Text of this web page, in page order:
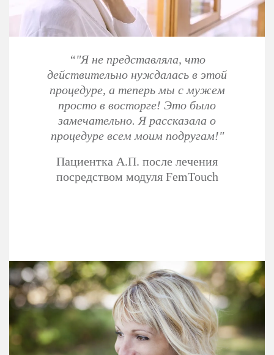
“"Я не представляла, что
действительно нуждалась в этой
процедуре, а теперь мы с мужем
просто в восторге! Это было
замечательно. Я рассказала о
процедуре всем моим подругам!"
Пациентка А.П. после лечения
посредством модуля FemTouch